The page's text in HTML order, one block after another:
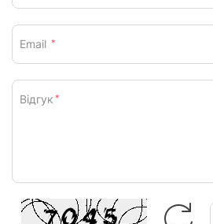
Email *
Відгук *